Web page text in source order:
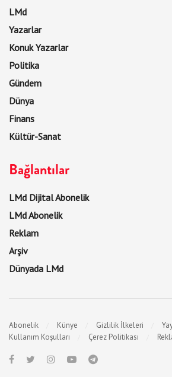
LMd
Yazarlar
Konuk Yazarlar
Politika
Gündem
Dünya
Finans
Kültür-Sanat
Bağlantılar
LMd Dijital Abonelik
LMd Abonelik
Reklam
Arşiv
Dünyada LMd
Abonelik Künye Gizlilik İlkeleri
Kullanım Koşulları
Çerez Politikası